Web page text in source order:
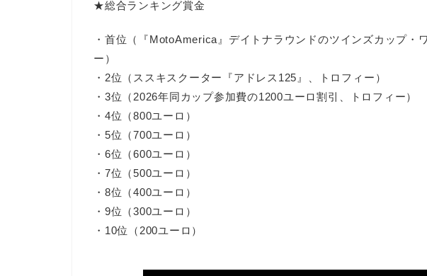
★総合ランキング賞金
・首位（『MotoAmerica』デイトナラウンドのツインズカップ・
ー）
・2位（ススキスクーター『アドレス125』、トロフィー）
・3位（2026年同カップ参加費の1200ユーロ割引、トロフィー）
・4位（800ユーロ）
・5位（700ユーロ）
・6位（600ユーロ）
・7位（500ユーロ）
・8位（400ユーロ）
・9位（300ユーロ）
・10位（200ユーロ）